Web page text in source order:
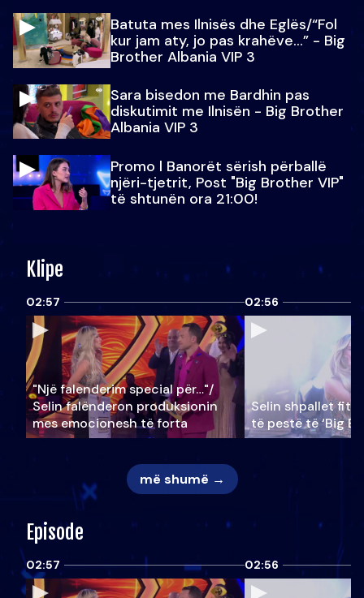
Batuta mes Ilnisës dhe Eglës/“Fol
kur jam aty, jo pas krahëve…” - Big
Brother Albania VIP 3
Sara bisedon me Bardhin pas
diskutimit me Ilnisën - Big Brother
Albania VIP 3
Promo l Banorët sërish përballë
njëri-tjetrit, Post "Big Brother VIP"
të shtunën ora 21:00!
Klipe
02:57
"Një falenderim special për…"/
Selin falënderon produksionin
mes emocionesh të forta
02:56
Selin shpallet
të pestë të ‘Big
më shumë →
Episode
02:57 02:56